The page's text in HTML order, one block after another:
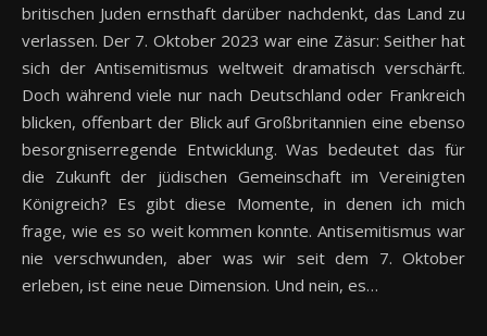
britischen Juden ernsthaft darüber nachdenkt, das Land zu
verlassen. Der 7. Oktober 2023 war eine Zäsur: Seither hat
sich der Antisemitismus weltweit dramatisch verschärft.
Doch während viele nur nach Deutschland oder Frankreich
blicken, offenbart der Blick auf Großbritannien eine ebenso
besorgniserregende Entwicklung. Was bedeutet das für
die Zukunft der jüdischen Gemeinschaft im Vereinigten
Königreich? Es gibt diese Momente, in denen ich mich
frage, wie es so weit kommen konnte. Antisemitismus war
nie verschwunden, aber was wir seit dem 7. Oktober
erleben, ist eine neue Dimension. Und nein, es…